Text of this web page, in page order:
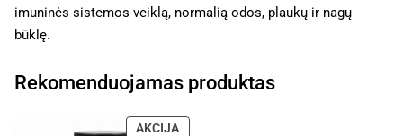
imuninės sistemos veiklą, normalią odos, plaukų ir nagų
būklę.
Rekomenduojamas produktas
AKCIJA